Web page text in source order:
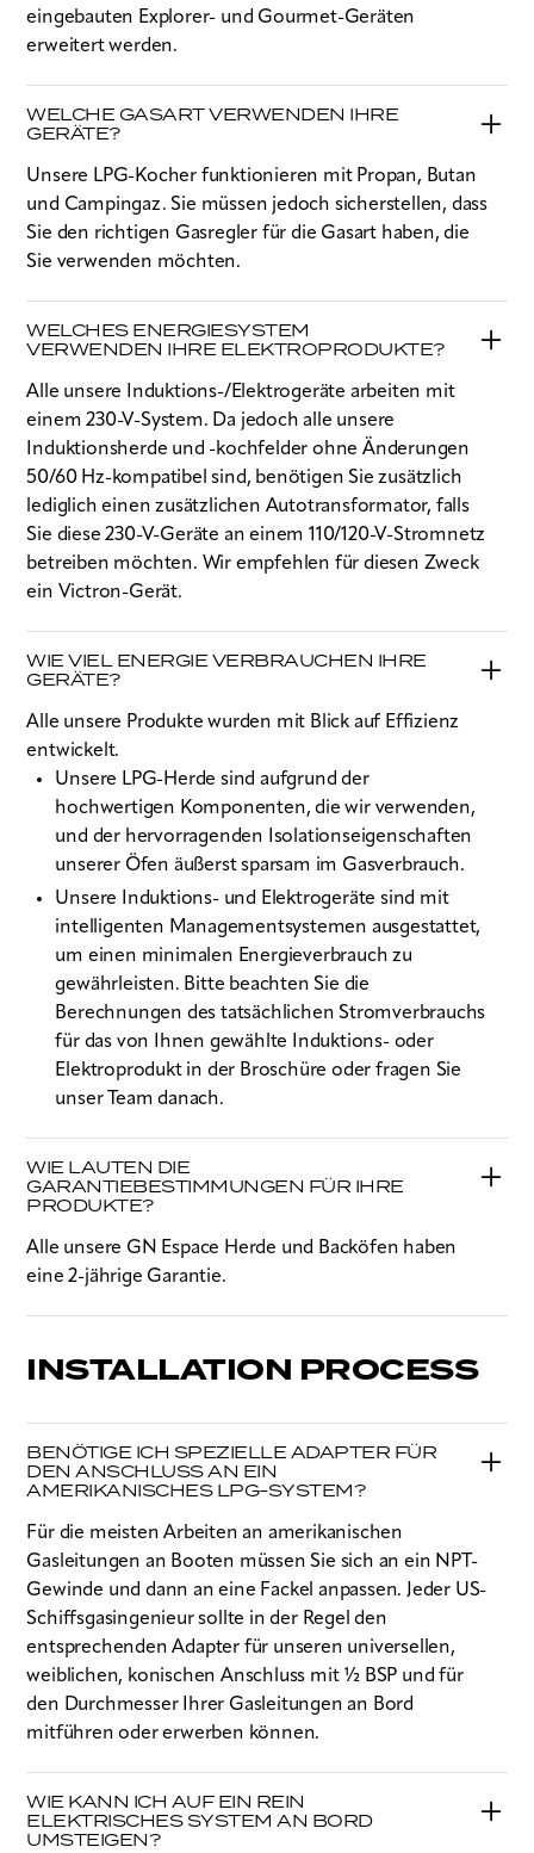
eingebauten Explorer- und Gourmet-Geräten
erweitert werden.
WELCHE GASART VERWENDEN IHRE
GERÄTE?
Unsere LPG-Kocher funktionieren mit Propan, Butan
und Campingaz. Sie müssen jedoch sicherstellen, dass
Sie den richtigen Gasregler für die Gasart haben, die
Sie verwenden möchten.
WELCHES ENERGIESYSTEM
VERWENDEN IHRE ELEKTROPRODUKTE?
Alle unsere Induktions-/Elektrogeräte arbeiten mit
einem 230-V-System. Da jedoch alle unsere
Induktionsherde und -kochfelder ohne Änderungen
50/60 Hz-kompatibel sind, benötigen Sie zusätzlich
lediglich einen zusätzlichen Autotransformator, falls
Sie diese 230-V-Geräte an einem 110/120-V-Stromnetz
betreiben möchten. Wir empfehlen für diesen Zweck
ein Victron-Gerät.
WIE VIEL ENERGIE VERBRAUCHEN IHRE
GERÄTE?
Alle unsere Produkte wurden mit Blick auf Effizienz
entwickelt.
Unsere LPG-Herde sind aufgrund der
hochwertigen Komponenten, die wir verwenden,
und der hervorragenden Isolationseigenschaften
unserer Öfen äußerst sparsam im Gasverbrauch.
Unsere Induktions- und Elektrogeräte sind mit
intelligenten Managementsystemen ausgestattet,
um einen minimalen Energieverbrauch zu
gewährleisten. Bitte beachten Sie die
Berechnungen des tatsächlichen Stromverbrauchs
für das von Ihnen gewählte Induktions- oder
Elektroprodukt in der Broschüre oder fragen Sie
unser Team danach.
WIE LAUTEN DIE
GARANTIEBESTIMMUNGEN FÜR IHRE
PRODUKTE?
Alle unsere GN Espace Herde und Backöfen haben
eine 2-jährige Garantie.
INSTALLATION PROCESS
BENÖTIGE ICH SPEZIELLE ADAPTER FÜR
DEN ANSCHLUSS AN EIN
AMERIKANISCHES LPG-SYSTEM?
Für die meisten Arbeiten an amerikanischen
Gasleitungen an Booten müssen Sie sich an ein NPT-
Gewinde und dann an eine Fackel anpassen. Jeder US-
Schiffsgasingenieur sollte in der Regel den
entsprechenden Adapter für unseren universellen,
weiblichen, konischen Anschluss mit ½ BSP und für
den Durchmesser Ihrer Gasleitungen an Bord
mitführen oder erwerben können.
WIE KANN ICH AUF EIN REIN
ELEKTRISCHES SYSTEM AN BORD
UMSTEIGEN?